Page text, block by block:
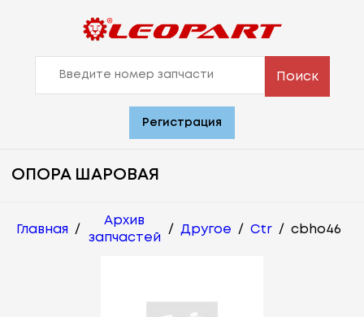
Поиск
Регистрация
ОПОРА ШАРОВАЯ
Главная /
Архив
запчастей
/ Другое / Ctr / cbho46